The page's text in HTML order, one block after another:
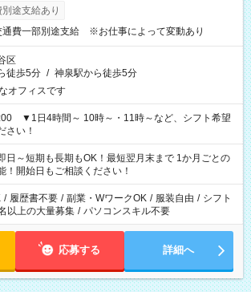
途支給あり
通費一部別途支給 ※お仕事によって変動あり
区
徒歩5分 / 神泉駅から徒歩5分
オフィスです
▼1日4時間～ 10時～・11時～など、シフト希望
さい！
日～短期も長期もOK！最短翌月末まで 1か月ごとの
！開始日もご相談ください！
/ 履歴書不要 / 副業・WワークOK / 服装自由 / シフト
以上の大量募集 / パソコンスキル不要
応募する 詳細へ